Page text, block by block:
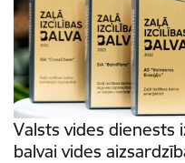
Valsts vides dienests
balvai vides